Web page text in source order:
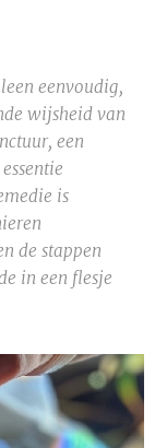
eenvoudig,
wijsheid van
een
is
de stappen
in een flesje